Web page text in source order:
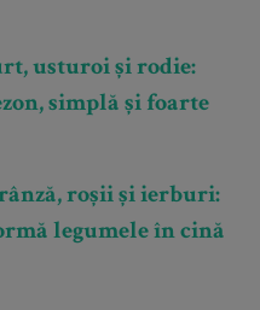
usturoi și rodie:
simplă și foarte
roșii și ierburi:
legumele în cină